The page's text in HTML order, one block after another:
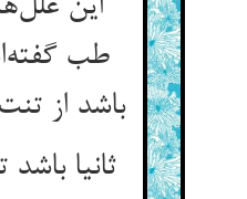
این
طب
باشد از
ثانیا باشد